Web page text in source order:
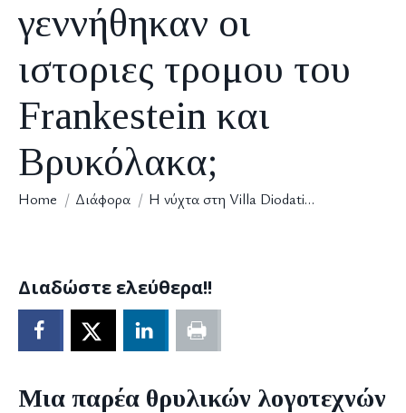
γεννήθηκαν οι
ιστοριες τρομου του
Frankestein και
Βρυκόλακα;
You are here:
Home Διάφορα Η νύχτα στη Villa Diodati…
Διαδώστε ελεύθερα!!
Μια παρέα θρυλικών λογοτεχνών